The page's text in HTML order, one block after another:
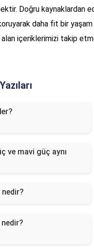
Doğru kaynaklardan
koruyarak daha fit bir
içeriklerimizi takip
Yazıları
ve mavi güç aynı
nedir?